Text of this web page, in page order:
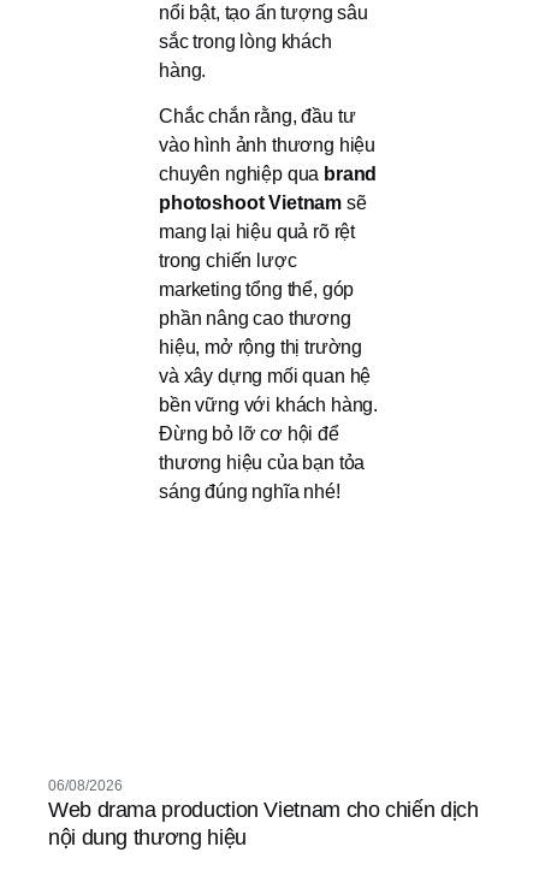
nổi bật, tạo ấn tượng sâu
sắc trong lòng khách
hàng.
Chắc chắn rằng, đầu tư
vào hình ảnh thương hiệu
chuyên nghiệp qua brand
photoshoot Vietnam sẽ
mang lại hiệu quả rõ rệt
trong chiến lược
marketing tổng thể, góp
phần nâng cao thương
hiệu, mở rộng thị trường
và xây dựng mối quan hệ
bền vững với khách hàng.
Đừng bỏ lỡ cơ hội để
thương hiệu của bạn tỏa
sáng đúng nghĩa nhé!
06/08/2026
Web drama production Vietnam cho chiến dịch
nội dung thương hiệu